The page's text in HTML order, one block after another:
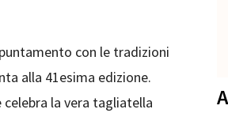
con le tradizioni
alla 41esima edizione.
la vera tagliatella